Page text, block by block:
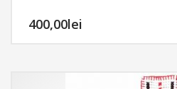
realizaţi manual la
400,00lei